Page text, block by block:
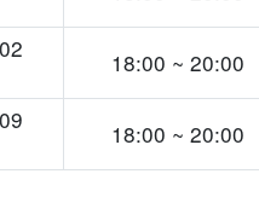
18:00 ~ 20:00
18:00 ~ 20:00